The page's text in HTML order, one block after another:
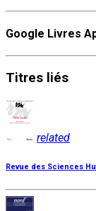
Google Livres
Titres liés
related
Revue des Sciences